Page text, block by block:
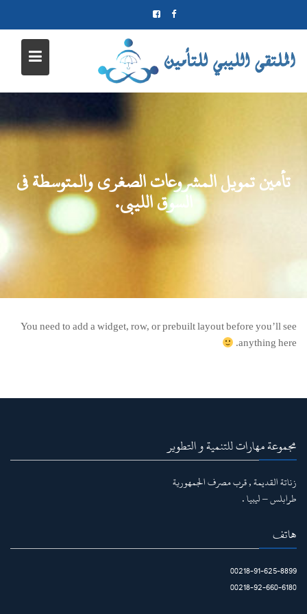
تأمين تمويل المشروعات الصغرى والمتوسطة في
السوق الليبي.
You need to add a widget, row, or prebuilt layout before you’ll see
anything here.
مجموعة مهارات للتنمية و التطوير
زناتة القديمة , قرب مصرف الجمهورية
طرابلس – ليبيا .
هاتف
00218-91-625-8899
00218-92-660-6180